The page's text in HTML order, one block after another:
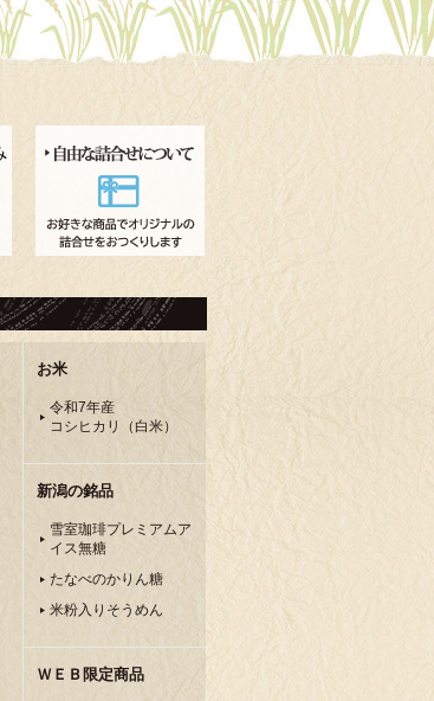
お米
令和7年産
コシヒカリ（白米）
新潟の銘品
雪室珈琲プレミアムア
イス無糖
たなべのかりん糖
米粉入りそうめん
ＷＥＢ限定商品